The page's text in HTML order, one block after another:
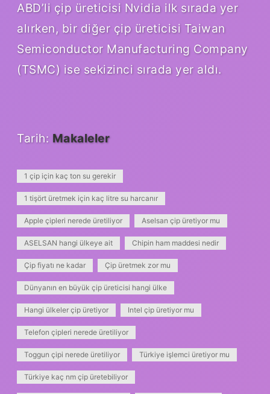
ABD’li çip üreticisi Nvidia ilk sırada yer
alırken, bir diğer çip üreticisi Taiwan
Semiconductor Manufacturing Company
(TSMC) ise sekizinci sırada yer aldı.
Tarih: Makaleler
1 çip için kaç ton su gerekir
1 tişört üretmek için kaç litre su harcanır
Apple çipleri nerede üretiliyor Aselsan çip üretiyor mu
ASELSAN hangi ülkeye ait Chipin ham maddesi nedir
Çip fiyatı ne kadar Çip üretmek zor mu
Dünyanın en büyük çip üreticisi hangi ülke
Hangi ülkeler çip üretiyor Intel çip üretiyor mu
Telefon çipleri nerede üretiliyor
Toggun çipi nerede üretiliyor Türkiye işlemci üretiyor mu
Türkiye kaç nm çip üretebiliyor